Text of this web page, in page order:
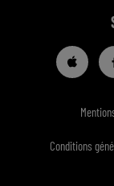
Conditions